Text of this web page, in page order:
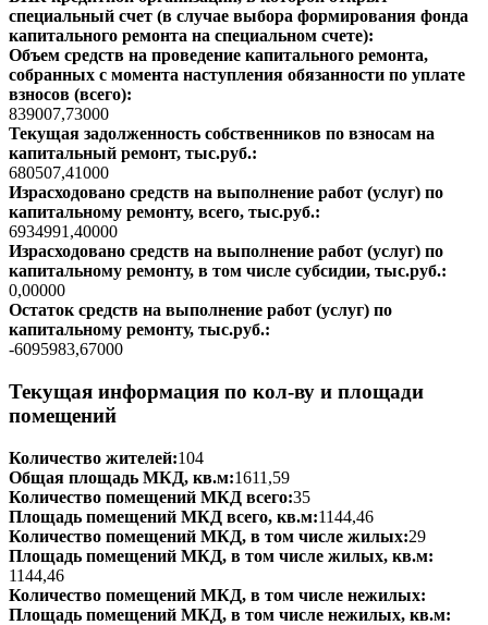
специальный счет (в случае выбора формирования фонда
капитального ремонта на специальном счете):
Объем средств на проведение капитального ремонта,
собранных с момента наступления обязанности по уплате
взносов (всего):
839007,73000
Текущая задолженность собственников по взносам на
капитальный ремонт, тыс.руб.:
680507,41000
Израсходовано средств на выполнение работ (услуг) по
капитальному ремонту, всего, тыс.руб.:
6934991,40000
Израсходовано средств на выполнение работ (услуг) по
капитальному ремонту, в том числе субсидии, тыс.руб.:
0,00000
Остаток средств на выполнение работ (услуг) по
капитальному ремонту, тыс.руб.:
-6095983,67000
Текущая информация по кол-ву и площади
помещений
Количество жителей:104
Общая площадь МКД, кв.м:1611,59
Количество помещений МКД всего:35
Площадь помещений МКД всего, кв.м:1144,46
Количество помещений МКД, в том числе жилых:29
Площадь помещений МКД, в том числе жилых, кв.м:
1144,46
Количество помещений МКД, в том числе нежилых:
Площадь помещений МКД, в том числе нежилых, кв.м: